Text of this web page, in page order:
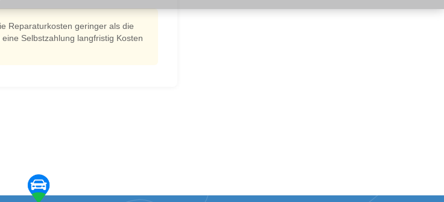
Reparaturkosten geringer als die
Selbstzahlung langfristig Kosten